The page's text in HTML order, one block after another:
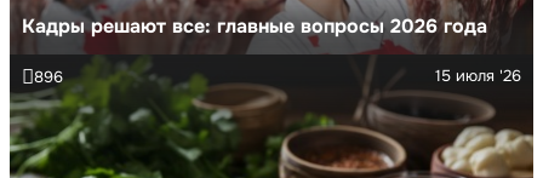
Кадры решают все: главные вопросы 2026 года
15 июля '26
896